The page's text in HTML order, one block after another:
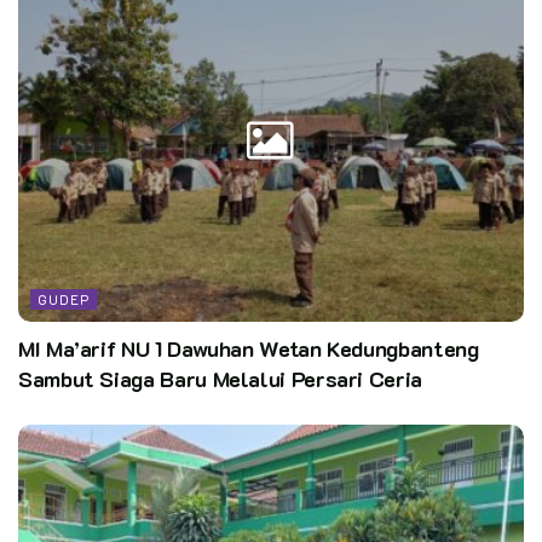
Sementara itu, pada cabang Pioneering, juara kedua diraih
oleh SMKN 4 Payakumbuh dan juara ketiga oleh SMAN 2
Lubuk Basung.
Kegiatan penutupan berlangsung dengan penuh semangat dan
GUDEP
MI Ma’arif NU 1 Dawuhan Wetan Kedungbanteng
Sambut Siaga Baru Melalui Persari Ceria